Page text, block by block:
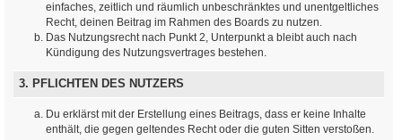
einfaches, zeitlich und räumlich unbeschränktes und unentgeltliches
Recht, deinen Beitrag im Rahmen des Boards zu nutzen.
Das Nutzungsrecht nach Punkt 2, Unterpunkt a bleibt auch nach
Kündigung des Nutzungsvertrages bestehen.
3. PFLICHTEN DES NUTZERS
Du erklärst mit der Erstellung eines Beitrags, dass er keine Inhalte
enthält, die gegen geltendes Recht oder die guten Sitten verstoßen.